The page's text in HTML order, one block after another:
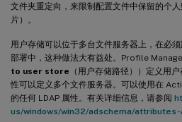
文件夹重定向，来限制配置文件中保留的个
片）。
用户存储可以位于多台文件服务器上，在必
部署中，这种做法大有益处。Profile
to user store （用户存储路径））定义用
性可以定义多个文件服务器。可以使用在
的任何 LDAP 属性。有关详细信息，请参阅
us/windows/win32/adschema/